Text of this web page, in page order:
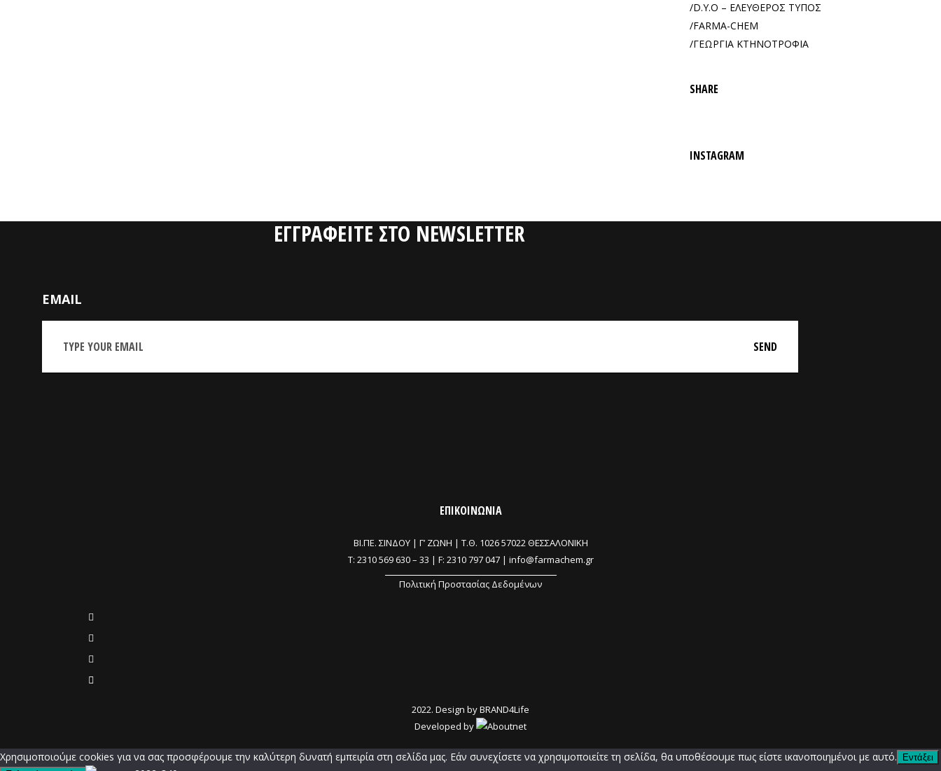
D.Y.O – ΕΛΕΥΘΕΡΟΣ ΤΥΠΟΣ
FARMA-CHEM
ΓΕΩΡΓΙΑ ΚΤΗΝΟΤΡΟΦΙΑ
SHARE
INSTAGRAM
ΕΓΓΡΑΦΕΙΤΕ ΣΤΟ NEWSLETTER
EMAIL
ΕΠΙΚΟΙΝΩΝΙΑ
ΒΙ.ΠΕ. ΣΙΝΔΟΥ | Γ’ ΖΩΝΗ | Τ.Θ. 1026 57022 ΘΕΣΣΑΛΟΝΙΚΗ
T: 2310 569 630– 33 | F: 2310 797 047 | info@farmachem.gr
Πολιτική Προστασίας Δεδομένων
2022. Design byBRAND4Life
Developed by
Χρησιμοποιούμε cookies για να σας προσφέρουμε την καλύτερη δυνατή εμπειρία στη σελίδα μας. Εάν συνεχίσετε να χρησιμοποιείτε τη σελίδα, θα υποθέσουμε πως είστε ικανοποιημένοι με αυτό.
Εντάξει